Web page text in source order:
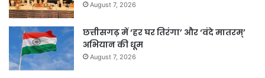
August 7, 2026
छत्तीसगढ़ में ‘हर घर तिरंगा’ और ‘वंदे मातरम्’
अभियान की धूम
August 7, 2026